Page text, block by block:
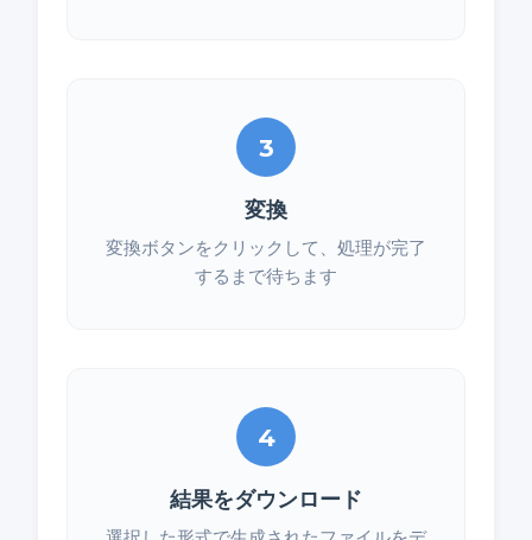
3
変換
変換ボタンをクリックして、処理が完了
するまで待ちます
4
結果をダウンロード